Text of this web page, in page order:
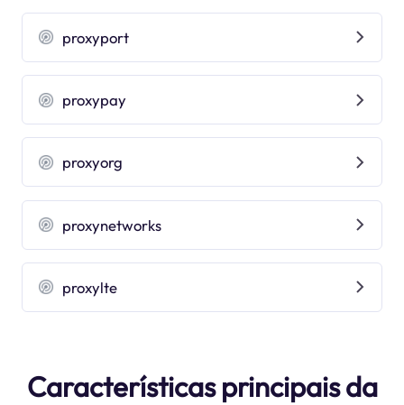
proxyport
proxypay
proxyorg
proxynetworks
proxylte
Características principais da